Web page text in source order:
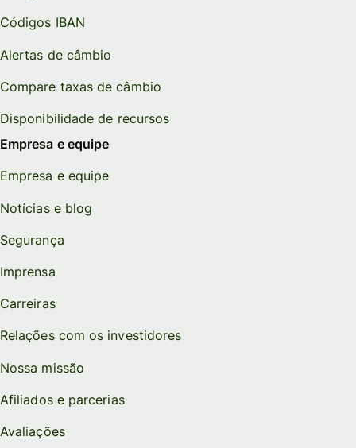
Códigos IBAN
Alertas de câmbio
Compare taxas de câmbio
Disponibilidade de recursos
Empresa e equipe
Empresa e equipe
Notícias e blog
Segurança
Imprensa
Carreiras
Relações com os investidores
Nossa missão
Afiliados e parcerias
Avaliações